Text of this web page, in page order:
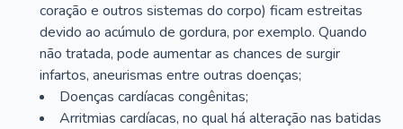
coração e outros sistemas do corpo) ficam estreitas
devido ao acúmulo de gordura, por exemplo. Quando
não tratada, pode aumentar as chances de surgir
infartos, aneurismas entre outras doenças;
Doenças cardíacas congênitas;
Arritmias cardíacas, no qual há alteração nas batidas